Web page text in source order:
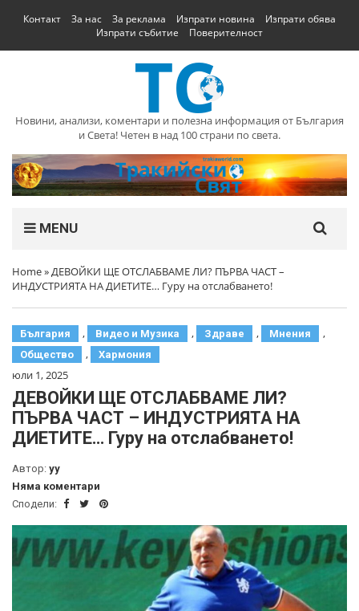
Контакт За нас За реклама Изпрати новина
Изпрати обява
Изпрати събитие
Поверителност
Новини, анализи, коментари и полезна информация от България
и Света! Четен в над 100 страни по света.
MENU
Home»ДЕВОЙКИ ЩЕ ОТСЛАБВАМЕ ЛИ? ПЪРВА ЧАСТ –
ИНДУСТРИЯТА НА ДИЕТИТЕ… Гуру на отслабването!
България , Видео и Музика , Здраве , Мнения ,
Общество , Хармония
юли 1, 2025
ДЕВОЙКИ ЩЕ ОТСЛАБВАМЕ ЛИ?
ПЪРВА ЧАСТ – ИНДУСТРИЯТА НА
ДИЕТИТЕ… Гуру на отслабването!
Автор: yy
Няма коментари
Сподели: